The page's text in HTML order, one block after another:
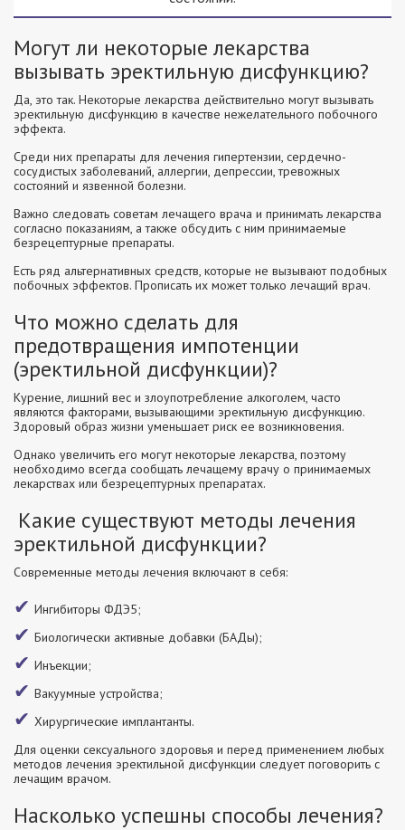
Могут ли некоторые лекарства
вызывать эректильную дисфункцию?
Да, это так. Некоторые лекарства действительно могут вызывать
эректильную дисфункцию в качестве нежелательного побочного
эффекта.
Среди них препараты для лечения гипертензии, сердечно-
сосудистых заболеваний, аллергии, депрессии, тревожных
состояний и язвенной болезни.
Важно следовать советам лечащего врача и принимать лекарства
согласно показаниям, а также обсудить с ним принимаемые
безрецептурные препараты.
Есть ряд альтернативных средств, которые не вызывают подобных
побочных эффектов. Прописать их может только лечащий врач.
Что можно сделать для
предотвращения импотенции
(эректильной дисфункции)?
Курение, лишний вес и злоупотребление алкоголем, часто
являются факторами, вызывающими эректильную дисфункцию.
Здоровый образ жизни уменьшает риск ее возникновения.
Однако увеличить его могут некоторые лекарства, поэтому
необходимо всегда сообщать лечащему врачу о принимаемых
лекарствах или безрецептурных препаратах.
Какие существуют методы лечения
эректильной дисфункции?
Современные методы лечения включают в себя:
Ингибиторы ФДЭ5;
Биологически активные добавки (БАДы);
Инъекции;
Вакуумные устройства;
Хирургические имплантанты.
Для оценки сексуального здоровья и перед применением любых
методов лечения эректильной дисфункции следует поговорить с
лечащим врачом.
Насколько успешны способы лечения?